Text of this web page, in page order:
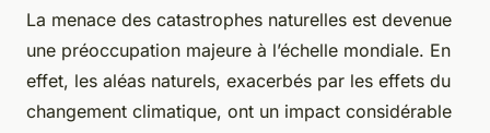
La menace des catastrophes naturelles est devenue
une préoccupation majeure à l’échelle mondiale. En
effet, les aléas naturels, exacerbés par les effets du
changement climatique, ont un impact considérable